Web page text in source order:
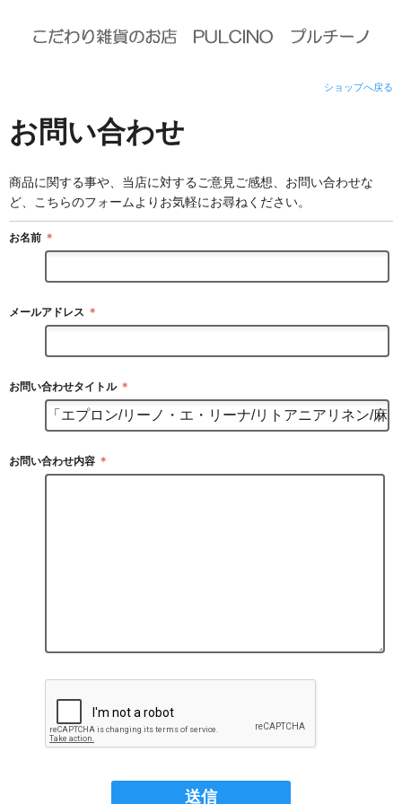
ショップへ戻る
お問い合わせ
商品に関する事や、当店に対するご意見ご感想、お問い合わせな
ど、こちらのフォームよりお気軽にお尋ねください。
お名前 ＊
メールアドレス ＊
お問い合わせタイトル ＊
お問い合わせ内容 ＊